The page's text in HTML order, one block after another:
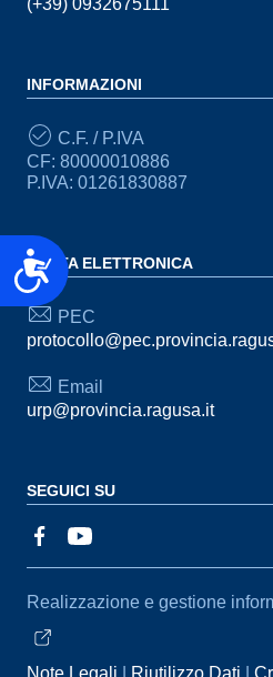
Accessibilità
(+39) 0932675111
INFORMAZIONI
C.F. / P.IVA
CF: 80000010886
P.IVA: 01261830887
POSTA ELETTRONICA
PEC
Email
urp@provincia.ragusa.it
SEGUICI SU
Sezione Link
Realizzazione e gestione
Note Legali Riutilizzo Dati